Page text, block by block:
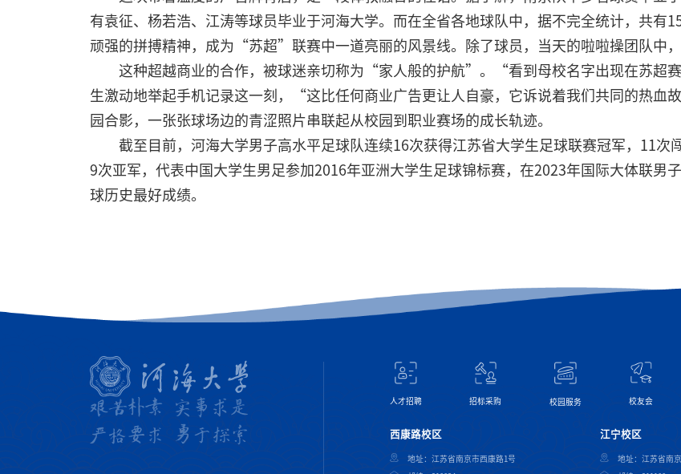
有袁征、杨若浩、江涛等球员毕业于河海大学。而在全省各地球队中，据不完全统计，共有
顽强的拼搏精神，成为“苏超”联赛中一道亮丽的风景线。除了球员，当天的啦啦操团队中，
这种超越商业的合作，被球迷亲切称为“家人般的护航”。“看到母校名字出现在苏超
生激动地举起手机记录这一刻，“这比任何商业广告更让人自豪，它诉说着我们共同的热血
园合影，一张张球场边的青涩照片串联起从校园到职业赛场的成长轨迹。
截至目前，河海大学男子高水平足球队连续16次获得江苏省大学生足球联赛冠军，11次
9次亚军，代表中国大学生男足参加2016年亚洲大学生足球锦标赛，在2023年国际大体联男
球历史最好成绩。
人才招聘 招标采购 校园服务 校友会
西康路校区
地址：江苏省南京市西康路1号
江宁校区
地址：江苏省南